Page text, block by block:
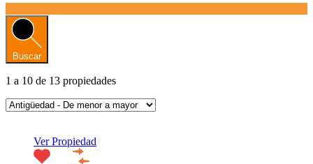
Buscar
1 a 10 de 13 propiedades
Ver Propiedad